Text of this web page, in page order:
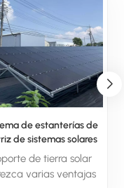
de estanterías de
de sistemas solares
montados en
de tierra solar
varias ventajas